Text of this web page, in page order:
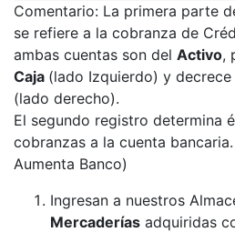
Comentario: La primera parte
se refiere a la cobranza de
ambas cuentas son del Activo,
Caja (lado Izquierdo) y decrece
(lado derecho).
El segundo registro determina
cobranzas a la cuenta
Aumenta Banco)
Ingresan a nuestros
Mercaderías adquiridas